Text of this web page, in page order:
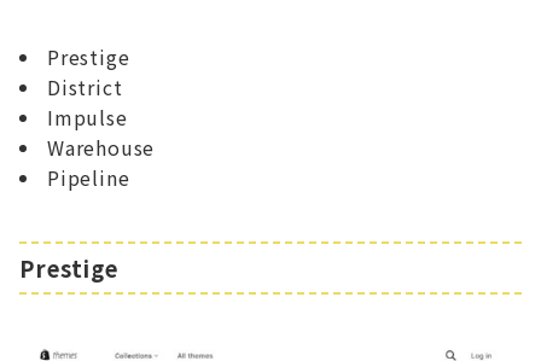
Prestige
District
Impulse
Warehouse
Pipeline
Prestige